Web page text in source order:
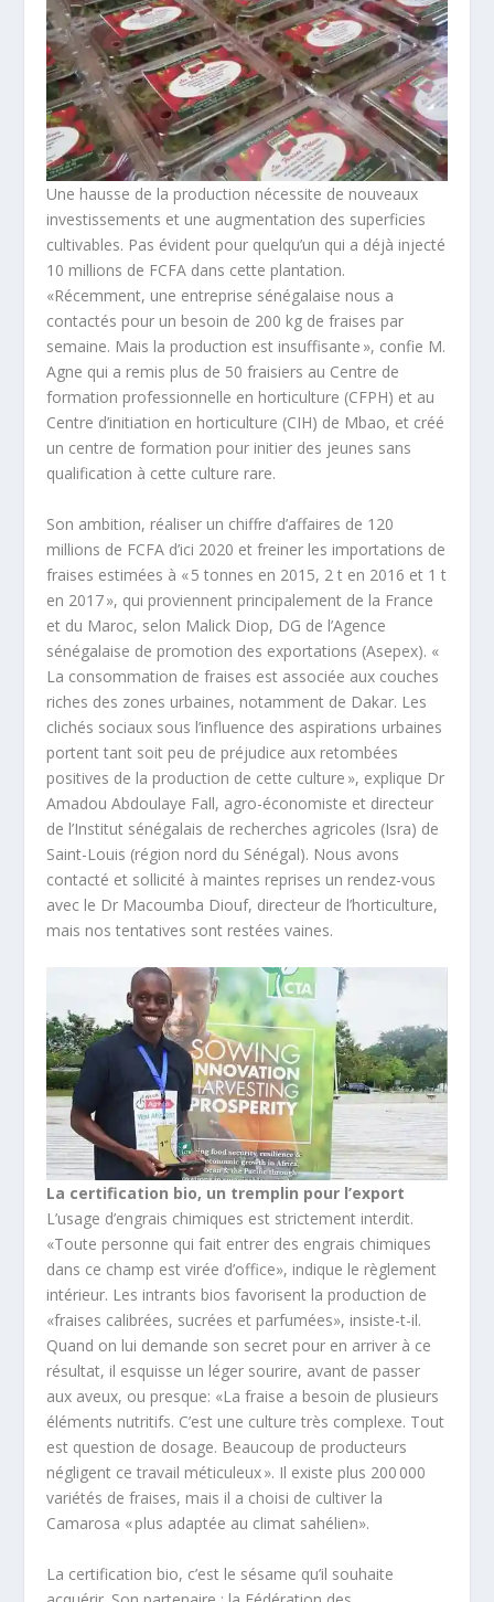
Une hausse de la production nécessite de nouveaux
investissements et une augmentation des superficies
cultivables. Pas évident pour quelqu’un qui a déjà injecté
10 millions de FCFA dans cette plantation.
«Récemment, une entreprise sénégalaise nous a
contactés pour un besoin de 200 kg de fraises par
semaine. Mais la production est insuffisante », confie M.
Agne qui a remis plus de 50 fraisiers au Centre de
formation professionnelle en horticulture (CFPH) et au
Centre d’initiation en horticulture (CIH) de Mbao, et créé
un centre de formation pour initier des jeunes sans
qualification à cette culture rare.
Son ambition, réaliser un chiffre d’affaires de 120
millions de FCFA d’ici 2020 et freiner les importations de
fraises estimées à « 5 tonnes en 2015, 2 t en 2016 et 1 t
en 2017 », qui proviennent principalement de la France
et du Maroc, selon Malick Diop, DG de l’Agence
sénégalaise de promotion des exportations (Asepex). «
La consommation de fraises est associée aux couches
riches des zones urbaines, notamment de Dakar. Les
clichés sociaux sous l’influence des aspirations urbaines
portent tant soit peu de préjudice aux retombées
positives de la production de cette culture », explique Dr
Amadou Abdoulaye Fall, agro-économiste et directeur
de l’Institut sénégalais de recherches agricoles (Isra) de
Saint-Louis (région nord du Sénégal). Nous avons
contacté et sollicité à maintes reprises un rendez-vous
avec le Dr Macoumba Diouf, directeur de l’horticulture,
mais nos tentatives sont restées vaines.
La certification bio, un tremplin pour l’export
L’usage d’engrais chimiques est strictement interdit.
«Toute personne qui fait entrer des engrais chimiques
dans ce champ est virée d’office», indique le règlement
intérieur. Les intrants bios favorisent la production de
«fraises calibrées, sucrées et parfumées», insiste-t-il.
Quand on lui demande son secret pour en arriver à ce
résultat, il esquisse un léger sourire, avant de passer
aux aveux, ou presque: «La fraise a besoin de plusieurs
éléments nutritifs. C’est une culture très complexe. Tout
est question de dosage. Beaucoup de producteurs
négligent ce travail méticuleux ». Il existe plus 200 000
variétés de fraises, mais il a choisi de cultiver la
Camarosa « plus adaptée au climat sahélien».
La certification bio, c’est le sésame qu’il souhaite